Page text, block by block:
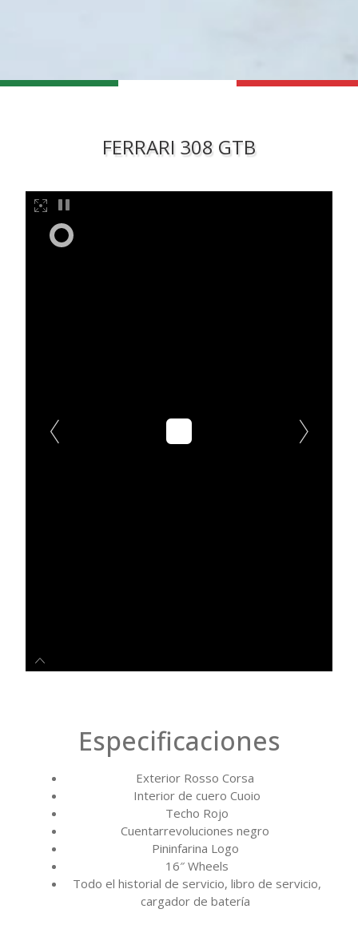
FERRARI 308 GTB
Especificaciones
Exterior Rosso Corsa
Interior de cuero Cuoio
Techo Rojo
Cuentarrevoluciones negro
Pininfarina Logo
16″ Wheels
Todo el historial de servicio, libro de servicio,
cargador de batería